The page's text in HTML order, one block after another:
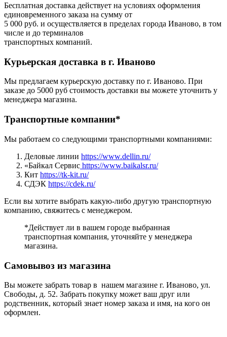
Бесплатная доставка действует на условиях оформления
единовременного заказа на сумму от
5 000 руб. и осуществляется в пределах города Иваново, в том
числе и до терминалов
транспортных компаний.
Курьерская доставка в г. Иваново
Мы предлагаем курьерскую доставку по г. Иваново. При
заказе до 5000 руб стоимость доставки вы можете уточнить у
менеджера магазина.
Транспортные компании*
Мы работаем со следующими транспортными компаниями:
Деловые линии https://www.dellin.ru/
«Байкал Сервис https://www.baikalsr.ru/
Кит https://tk-kit.ru/
СДЭК https://cdek.ru/
Если вы хотите выбрать какую-либо другую транспортную
компанию, свяжитесь с менеджером.
*Действует ли в вашем городе выбранная
транспортная компания, уточняйте у менеджера
магазина.
Самовывоз из магазина
Вы можете забрать товар в нашем магазине г. Иваново, ул.
Свободы, д. 52. Забрать покупку может ваш друг или
родственник, который знает номер заказа и имя, на кого он
оформлен.